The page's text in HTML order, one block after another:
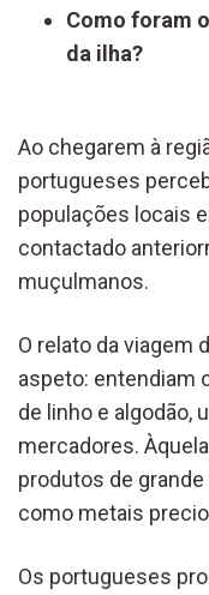
Como foram
da ilha?
Ao chegarem à
portugueses
populações locais
contactado
muçulmanos.
O relato da viagem
aspeto: entendiam
de linho e algodão,
mercadores.
produtos de
como metais
Os portugueses